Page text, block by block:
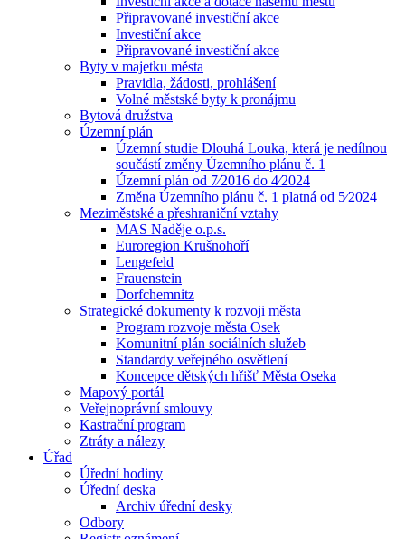
Připravované investiční akce
Investiční akce
Připravované investiční akce
Byty v majetku města
Pravidla, žádosti, prohlášení
Volné městské byty k pronájmu
Bytová družstva
Územní plán
Územní studie Dlouhá Louka, která je nedílnou
součástí změny Územního plánu č. 1
Územní plán od 7⁄2016 do 4⁄2024
Změna Územního plánu č. 1 platná od 5⁄2024
Meziměstské a přeshraniční vztahy
MAS Naděje o.p.s.
Euroregion Krušnohoří
Lengefeld
Frauenstein
Dorfchemnitz
Strategické dokumenty k rozvoji města
Program rozvoje města Osek
Komunitní plán sociálních služeb
Standardy veřejného osvětlení
Koncepce dětských hřišť Města Oseka
Mapový portál
Veřejnoprávní smlouvy
Kastrační program
Ztráty a nálezy
Úřad
Úřední hodiny
Úřední deska
Archiv úřední desky
Odbory